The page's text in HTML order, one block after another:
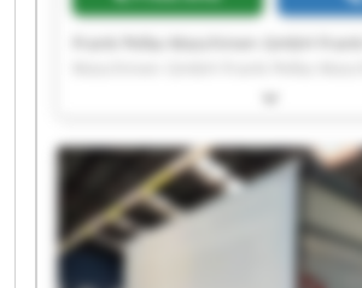
Frank Pelka Maschinen GmbH Frank
Frank Pelka Maschinen GmbH
Maschinen GmbH Frank Pelka
Frank Pelka Maschinen GmbH Frank
Maschinen GmbH Frank Pelka
Frank Pelka Maschinen GmbH Frank
Maschinen GmbH Frank Pelka